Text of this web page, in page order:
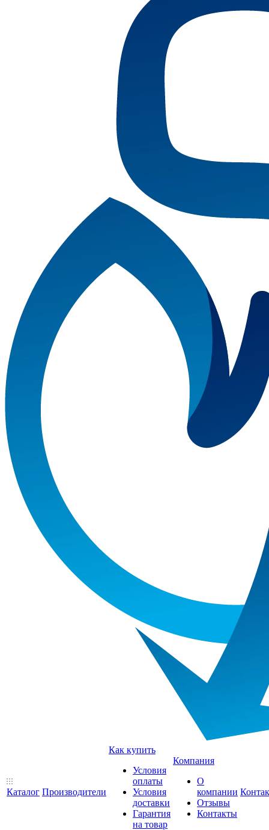
Каталог Производители
Как купить
Условия
оплаты
Условия
доставки
Гарантия
на товар
Компания
О
компании
Отзывы
Контакты